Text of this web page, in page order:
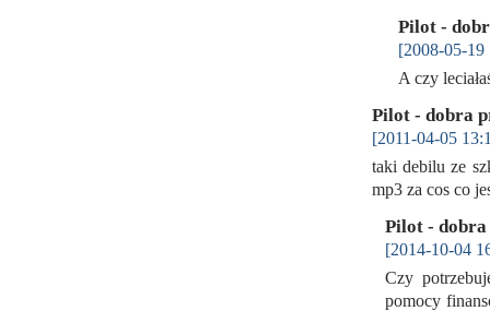
Pilot -
[2008-05-
A czy
Pilot - dobra
[2011-04-05
taki debilu ze
mp3 za cos co
Pilot - dobra
[2014-10-04
Czy
pomocy